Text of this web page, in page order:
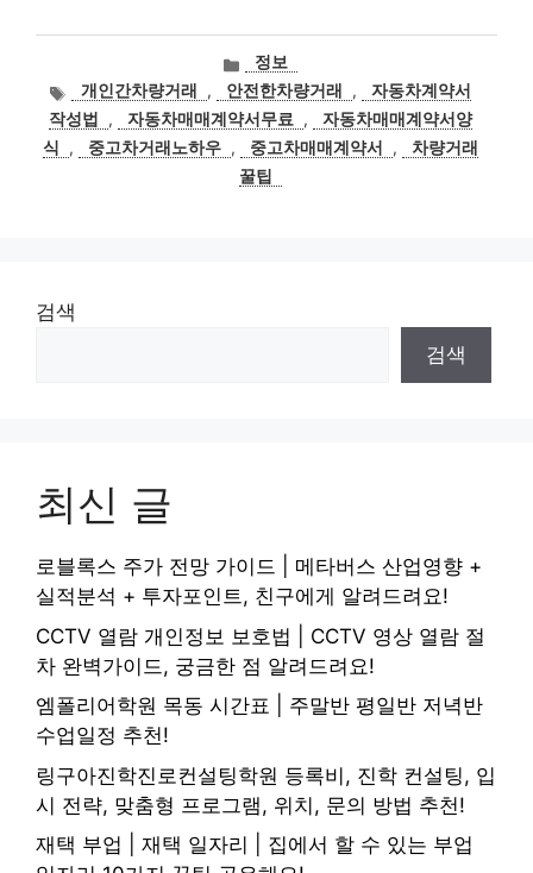
카
테
고
리
정보
태
그
개인간차량거래 , 안전한차량거래 ,
자동차계약서
작성법
, 자동차매매계약서무료 ,
자동차매매계약서양
식
, 중고차거래노하우 , 중고차매매계약서 ,
차량거래
꿀팁
검색
검색
최신 글
로블록스 주가 전망 가이드 | 메타버스 산업영향 +
실적분석 + 투자포인트, 친구에게 알려드려요!
CCTV 열람 개인정보 보호법 | CCTV 영상 열람 절
차 완벽가이드, 궁금한 점 알려드려요!
엠폴리어학원 목동 시간표 | 주말반 평일반 저녁반
수업일정 추천!
링구아진학진로컨설팅학원 등록비, 진학 컨설팅, 입
시 전략, 맞춤형 프로그램, 위치, 문의 방법 추천!
재택 부업 | 재택 일자리 | 집에서 할 수 있는 부업